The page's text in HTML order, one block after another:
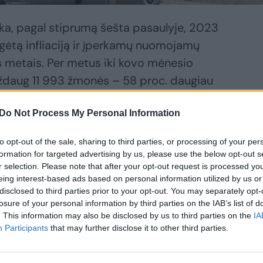
Do Not Process My Personal Information
opt-out of the sale, sharing to third parties, or processing of your
for targeted advertising by us, please use the below opt-out
selection. Please note that after your opt-out request is processed
interest-based ads based on personal information utilized by us
to third parties prior to your opt-out. You may separately
of your personal information by third parties on the IAB’s list of
This information may also be disclosed by us to third parties on the
Participants that may further disclose it to other third parties.
pagal stiprumą šešta pasaulyje, 2023
infliaciją ir įperkamų nuomojamų
Per metus iki kovo mėnesio
11 993 žmonės – 58 proc. daugiau
skaičius per vienerius metus, skelbia
sprendžianti „Homeless Link“. 2013–
skaičius siekė 7581.
Rickas Hendersonas pavadino
ir sakė, kad nauja vyriausybė, ateisianti
turėtų sudaryti visų partijų planą, kaip
reikalingi „tikrai įperkami ir saugūs
paslaugos „padėti žmonėms